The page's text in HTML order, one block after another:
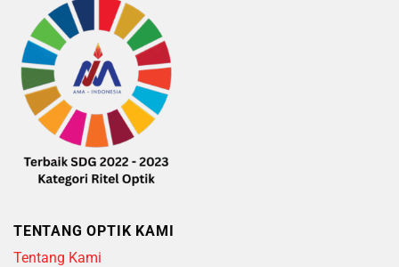
TENTANG OPTIK KAMI
Tentang Kami